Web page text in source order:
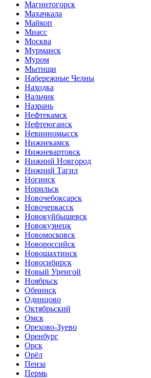
Магнитогорск
Махачкала
Майкоп
Миасс
Москва
Мурманск
Муром
Мытищи
Набережные Челны
Находка
Нальчик
Назрань
Нефтекамск
Нефтеюганск
Невинномысск
Нижнекамск
Нижневартовск
Нижний Новгород
Нижний Тагил
Ногинск
Норильск
Новочебоксарск
Новочеркасск
Новокуйбышевск
Новокузнецк
Новомосковск
Новороссийск
Новошахтинск
Новосибирск
Новый Уренгой
Ноябрьск
Обнинск
Одинцово
Октябрьский
Омск
Орехово-Зуево
Оренбург
Орск
Орёл
Пенза
Пермь